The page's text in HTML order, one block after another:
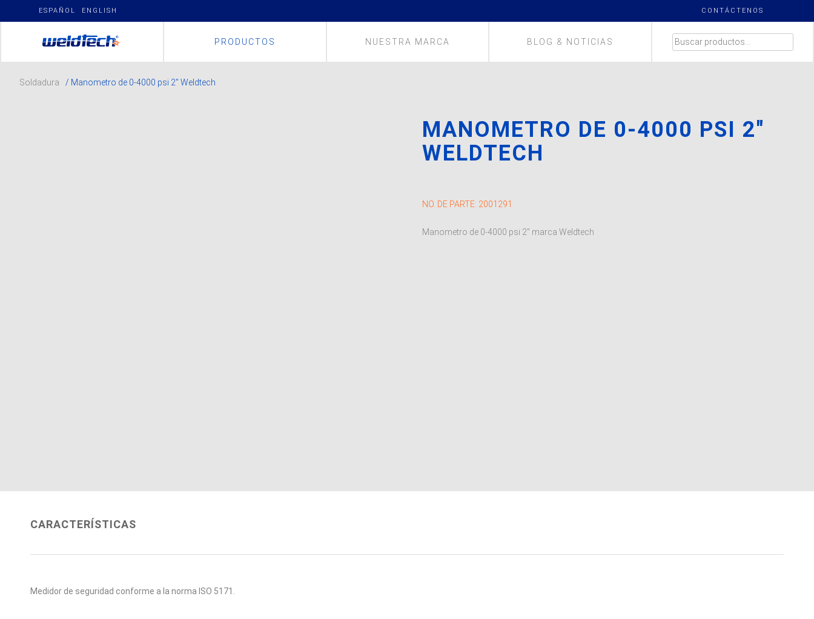
ESPAÑOL ENGLISH CONTÁCTENOS
PRODUCTOS NUESTRA MARCA BLOG & NOTICIAS BUSCAR
Soldadura
/ Manometro de 0-4000 psi 2″ Weldtech
MANOMETRO DE 0-4000 PSI 2″
WELDTECH
NO. DE PARTE: 2001291
Manometro de 0-4000 psi 2″ marca Weldtech
CARACTERÍSTICAS
Medidor de seguridad conforme a la norma ISO 5171.